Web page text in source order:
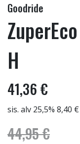
Goodride
H
41,36 €
sis. alv 25,5% 8,40 €
44,95 €